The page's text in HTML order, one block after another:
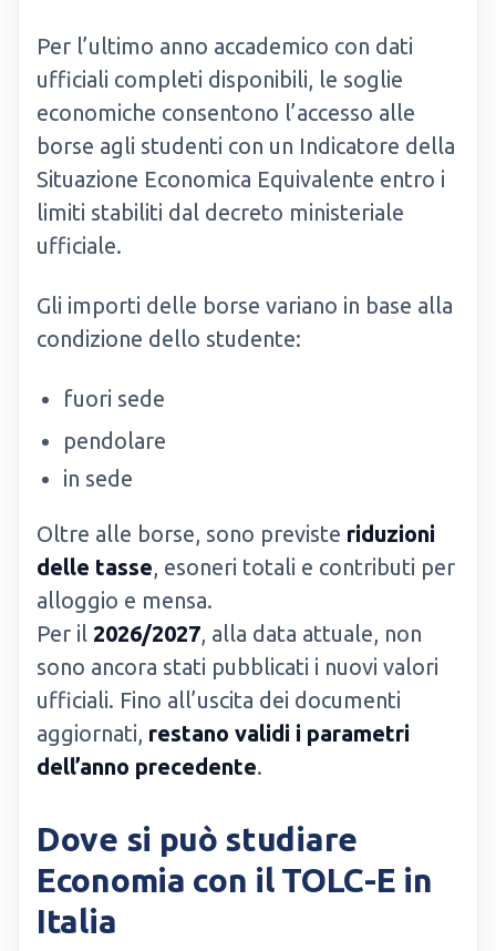
Per l’ultimo anno accademico con dati
ufficiali completi disponibili, le soglie
economiche consentono l’accesso alle
borse agli studenti con un Indicatore della
Situazione Economica Equivalente entro i
limiti stabiliti dal decreto ministeriale
ufficiale.
Gli importi delle borse variano in base alla
condizione dello studente:
fuori sede
pendolare
in sede
Oltre alle borse, sono previste riduzioni
delle tasse, esoneri totali e contributi per
alloggio e mensa.
Per il 2026/2027, alla data attuale, non
sono ancora stati pubblicati i nuovi valori
ufficiali. Fino all’uscita dei documenti
aggiornati, restano validi i parametri
dell’anno precedente.
Dove si può studiare
Economia con il TOLC-E in
Italia